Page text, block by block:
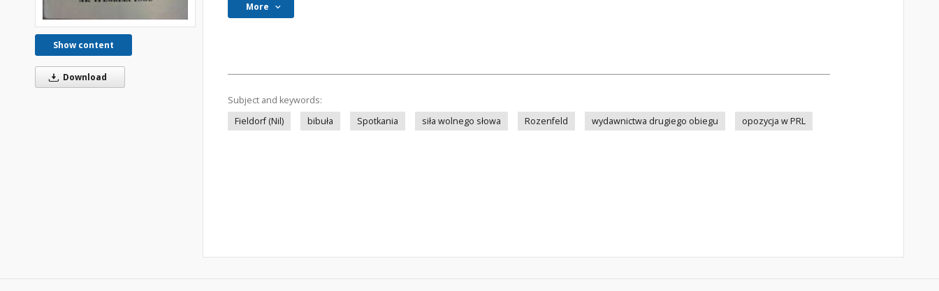
Show content
Download
More
Subject and keywords:
Fieldorf (Nil)
bibuła Spotkania siła wolnego słowa Rozenfeld wydawnictwa drugiego obiegu opozycja w PRL